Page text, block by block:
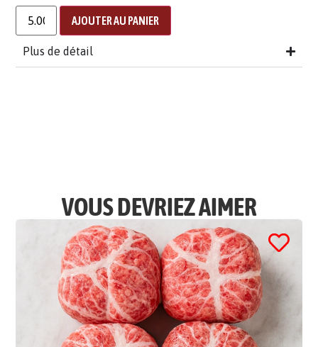
AJOUTER AU PANIER
Plus de détail
VOUS DEVRIEZ AIMER